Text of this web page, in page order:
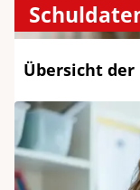
Übersicht der